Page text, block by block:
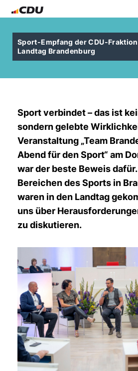
Sport-Empfang der CDU-
Landtag Brandenburg
Sport verbindet – das ist
sondern gelebte
Veranstaltung „Team
Abend für den Sport“ am
war der beste Beweis
Bereichen des Sports in
waren in den Landtag
uns über
zu diskutieren.